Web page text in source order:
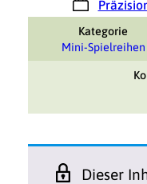
Kategorie
Mini-Spielreihen
Dieser